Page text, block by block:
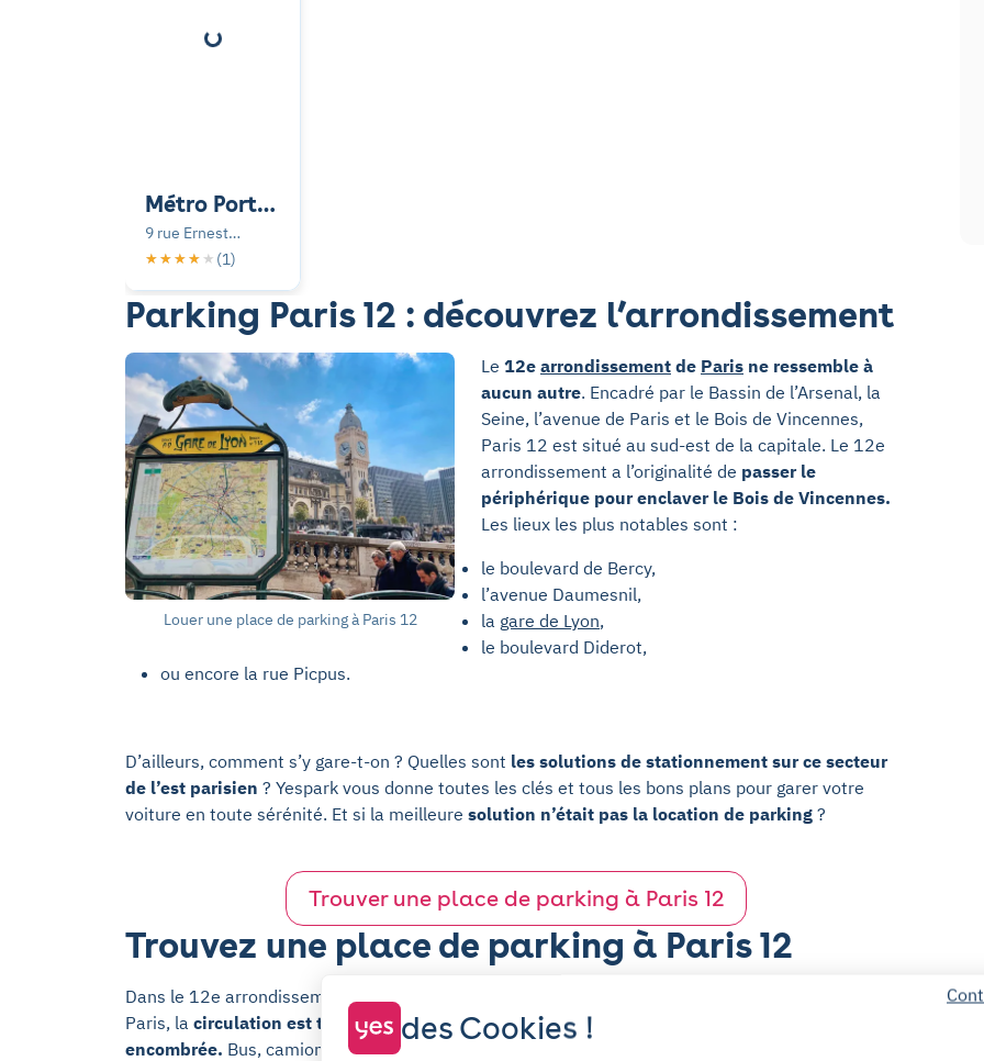
Métro Porte
Dorée - rue
Ernest
Paris 12
9 rue Ernest
Lacoste, Paris
★★★★★
★★★★★ (1)
Parking Paris 12 : découvrez l’arrondissement
Louer une place de parking à Paris 12
Le 12e arrondissement de Paris ne ressemble à
aucun autre. Encadré par le Bassin de l’Arsenal, la
Seine, l’avenue de Paris et le Bois de Vincennes,
Paris 12 est situé au sud-est de la capitale. Le 12e
arrondissement a l’originalité de passer le
périphérique pour enclaver le Bois de Vincennes.
Les lieux les plus notables sont :
le boulevard de Bercy,
l’avenue Daumesnil,
la gare de Lyon,
le boulevard Diderot,
ou encore la rue Picpus.
D’ailleurs, comment s’y gare-t-on ? Quelles sont les solutions de stationnement sur ce secteur
de l’est parisien ? Yespark vous donne toutes les clés et tous les bons plans pour garer votre
voiture en toute sérénité. Et si la meilleure solution n’était pas la location de parking ?
Trouver une place de parking à Paris 12
Trouvez une place de parking à Paris 12
Dans le 12e arrondissement, comme ailleurs dans
Paris, la circulation est très vite difficile, saturée et
encombrée. Bus, camions, motos, scooter, piétons,
des Cookies !